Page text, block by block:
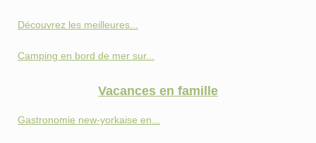
Découvrez les meilleures...
Camping en bord de mer sur...
Vacances en famille
Gastronomie new-yorkaise en...